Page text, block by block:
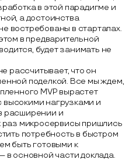
в этой парадигме и
а достоинства
востребованы в стартапах.
в предварительной
будет занимать не
рассчитывает, что он
поделкой. Все мы ждем,
MVP вырастет
нагрузками и
расширении и
раз микросервисы пришлись
потребность в быстром
быть готовыми к
в основной части доклада.